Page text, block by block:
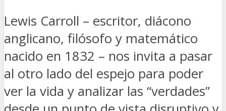
Lewis Carroll – escritor, diácono
anglicano, filósofo y matemático
nacido en 1832 – nos invita a pasar
al otro lado del espejo para poder
ver la vida y analizar las “verdades”